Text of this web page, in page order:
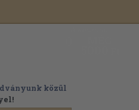
közül